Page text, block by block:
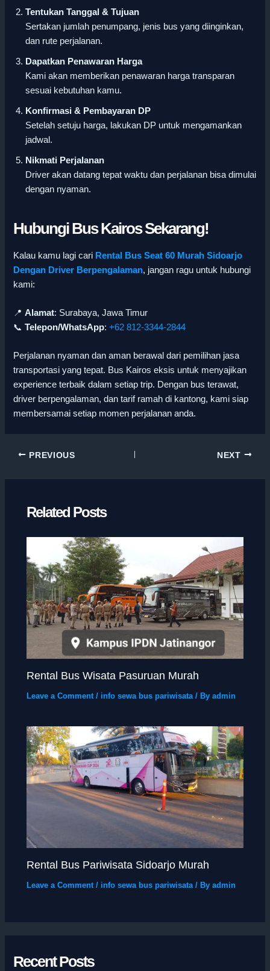
Tentukan Tanggal & Tujuan
Sertakan jumlah penumpang, jenis bus yang diinginkan,
dan rute perjalanan.
Dapatkan Penawaran Harga
Kami akan memberikan penawaran harga transparan
sesuai kebutuhan kamu.
Konfirmasi & Pembayaran DP
Setelah setuju harga, lakukan DP untuk mengamankan
jadwal.
Nikmati Perjalanan
Driver akan datang tepat waktu dan perjalanan bisa dimulai
dengan nyaman.
Hubungi Bus Kairos Sekarang!
Kalau kamu lagi cari Rental Bus Seat 60 Murah Sidoarjo
Dengan Driver Berpengalaman, jangan ragu untuk hubungi
kami:
📍Alamat: Surabaya, Jawa Timur
📞Telepon/WhatsApp:+62 812-3344-2844
Perjalanan nyaman dan aman berawal dari pemilihan jasa
transportasi yang tepat. Bus Kairos eksis untuk menyajikan
experience terbaik dalam setiap trip. Dengan bus terawat,
driver berpengalaman, dan tarif ramah di kantong, kami siap
membersamai setiap momen perjalanan anda.
PREVIOUS NEXT
Related Posts
Rental Bus Wisata Pasuruan Murah
Leave a Comment / info sewa bus pariwisata/ Byadmin
Rental Bus Pariwisata Sidoarjo Murah
Leave a Comment / info sewa bus pariwisata/ Byadmin
Recent Posts